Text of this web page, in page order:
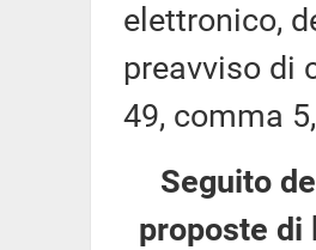
elettronico,
preavviso di
49, comma
Seguito
proposte di